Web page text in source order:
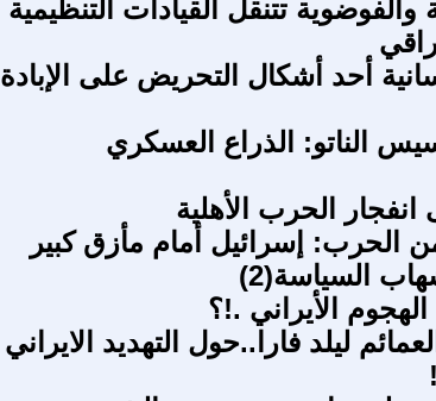
والفوضوية تتنقل القيادات التنظيمية
أحد أشكال التحريض على الإبادة
الناتو: الذراع العسكري
الحرب: إسرائيل أمام مأزق كبير
السياسة(2)
الأيراني .!؟
ليلد فارا..حول التهديد الايراني